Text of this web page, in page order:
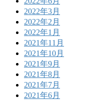
2022年3月
2022年2月
2022年1月
2021年11月
2021年10月
2021年9月
2021年8月
2021年7月
2021年6月